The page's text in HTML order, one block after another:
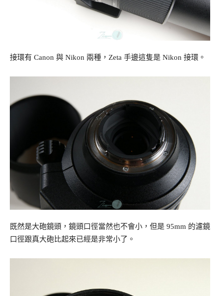
接環有 Canon 與 Nikon 兩種，Zeta 手邊這隻是 Nikon 接環。
既然是大砲鏡頭，鏡頭口徑當然也不會小，但是 95mm 的濾鏡
口徑跟真大砲比起來已經是非常小了。